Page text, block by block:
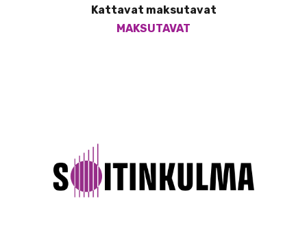
Kattavat maksutavat
MAKSUTAVAT